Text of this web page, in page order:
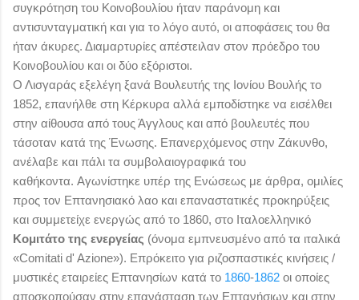
συγκρότηση του Κοινοβουλίου ήταν παράνομη και
αντισυνταγματική και για το λόγο αυτό, οι αποφάσεις του θα
ήταν άκυρες. Διαμαρτυρίες απέστειλαν στον πρόεδρο του
Κοινοβουλίου και οι δύο εξόριστοι.
Ο Λισγαράς εξελέγη ξανά Βουλευτής της Ιονίου Βουλής το
1852, επανήλθε στη Κέρκυρα αλλά εμποδίστηκε να εισέλθει
στην αίθουσα από τους Άγγλους και από βουλευτές που
τάσοταν κατά της Ένωσης. Επανερχόμενος στην Ζάκυνθο,
ανέλαβε και πάλι τα συμβολαιογραφικά του
καθήκοντα. Αγωνίστηκε υπέρ της Ενώσεως με άρθρα, ομιλίες
προς τον Επτανησιακό λαο και επαναστατικές προκηρύξεις
και συμμετείχε ενεργώς από το 1860, στο Ιταλοελληνικό
Κομιτάτο της ενεργείας (όνομα εμπνευσμένο από τα ιταλικά
«Comitati d' Azione»). Επρόκειτο για ριζοσπαστικές κινήσεις /
μυστικές εταιρείες Επτανησίων κατά το 1860-1862 οι οποίες
αποσκοπούσαν στην επανάσταση των Επτανήσιων και στην